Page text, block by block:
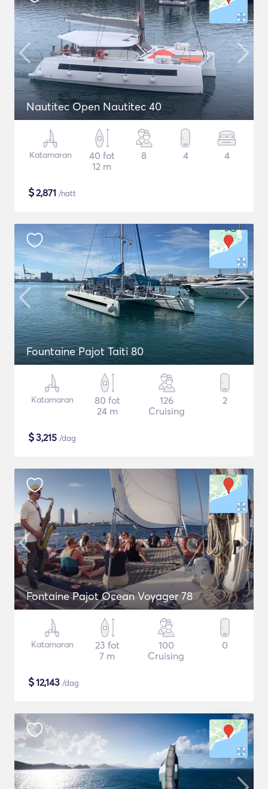
Nautitec Open Nautitec 40
Katamaran
40 fot
12 m
8 4 4
$2,871 /natt
Fountaine Pajot Taiti 80
Katamaran
80 fot
24 m
126
Cruising
2
$3,215 /dag
Fontaine Pajot Ocean Voyager 78
Katamaran
23 fot
7 m
100
Cruising
0
$12,143 /dag